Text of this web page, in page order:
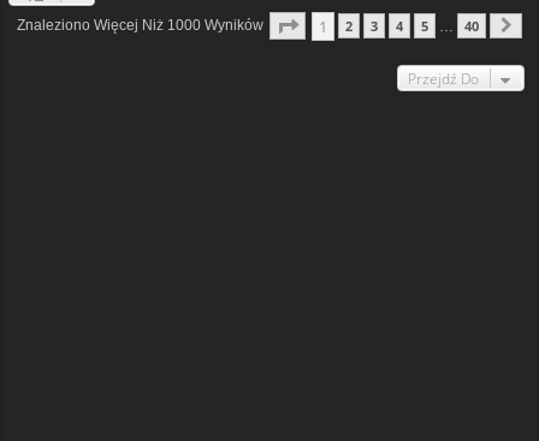
Znaleziono Więcej Niż 1000 Wyników Strona1 40
1 2 3 4 5 40
Przejdź Do